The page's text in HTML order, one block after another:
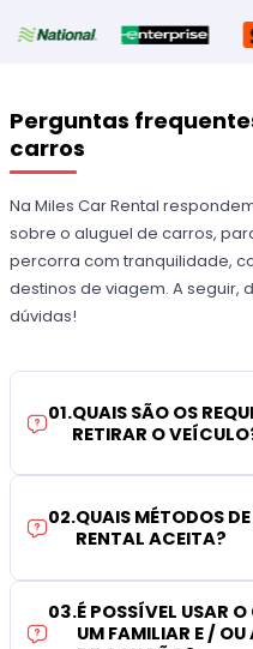
Perguntas
carros
Na Miles Car Rental
sobre o aluguel de carros,
percorra com tranquilidade,
destinos de viagem. A seguir,
dúvidas!
01.QUAIS SÃO OS
RETIRAR O
02.QUAIS MÉTODOS
RENTAL ACEITA?
03.É POSSÍVEL USAR
UM FAMILIAR E /